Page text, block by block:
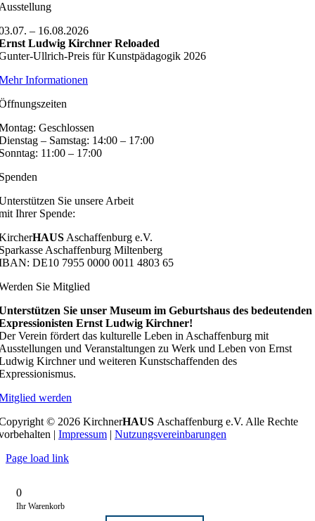
– 16.08.2026
Ludwig Kirchner Reloaded
Ullrich-Preis für Kunstpädagogik 2026
Informationen
Geschlossen
– Samstag: 14:00 – 17:00
11:00 – 17:00
Sie unsere Arbeit
Ihrer Spende:
HAUS Aschaffenburg e.V.
Aschaffenburg Miltenberg
DE10 7955 0000 0011 4803 65
Sie Mitglied
Sie unser Museum im Geburtshaus des bedeutenden
Ernst Ludwig Kirchner!
Verein fördert das kulturelle Leben in Aschaffenburg mit
und Veranstaltungen zu Werk und Leben von Ernst
Kirchner und weiteren Kunstschaffenden des
werden
© 2026 KirchnerHAUS Aschaffenburg e.V. Alle Rechte
| Impressum | Nutzungsvereinbarungen
Page load link
0
Ihr Warenkorb